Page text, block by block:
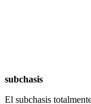
subchasis
El subchasis